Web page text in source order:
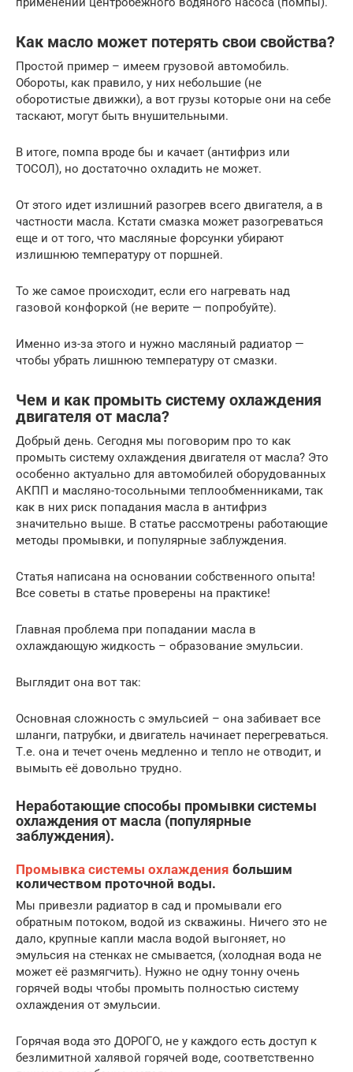
Как масло может потерять свои свойства?
Простой пример – имеем грузовой автомобиль.
Обороты, как правило, у них небольшие (не
оборотистые движки), а вот грузы которые они на себе
таскают, могут быть внушительными.
В итоге, помпа вроде бы и качает (антифриз или
ТОСОЛ), но достаточно охладить не может.
От этого идет излишний разогрев всего двигателя, а в
частности масла. Кстати смазка может разогреваться
еще и от того, что масляные форсунки убирают
излишнюю температуру от поршней.
То же самое происходит, если его нагревать над
газовой конфоркой (не верите — попробуйте).
Именно из-за этого и нужно масляный радиатор —
чтобы убрать лишнюю температуру от смазки.
Чем и как промыть систему охлаждения
двигателя от масла?
Добрый день. Сегодня мы поговорим про то как
промыть систему охлаждения двигателя от масла? Это
особенно актуально для автомобилей оборудованных
АКПП и масляно-тосольными теплообменниками, так
как в них риск попадания масла в антифриз
значительно выше. В статье рассмотрены работающие
методы промывки, и популярные заблуждения.
Статья написана на основании собственного опыта!
Все советы в статье проверены на практике!
Главная проблема при попадании масла в
охлаждающую жидкость – образование эмульсии.
Выглядит она вот так:
Основная сложность с эмульсией – она забивает все
шланги, патрубки, и двигатель начинает перегреваться.
Т.е. она и течет очень медленно и тепло не отводит, и
вымыть её довольно трудно.
Неработающие способы промывки системы
охлаждения от масла (популярные
заблуждения).
Промывка системы охлаждения большим
количеством проточной воды.
Мы привезли радиатор в сад и промывали его
обратным потоком, водой из скважины. Ничего это не
дало, крупные капли масла водой выгоняет, но
эмульсия на стенках не смывается, (холодная вода не
может её размягчить). Нужно не одну тонну очень
горячей воды чтобы промыть полностью систему
охлаждения от эмульсии.
Горячая вода это ДОРОГО, не у каждого есть доступ к
безлимитной халявой горячей воде, соответственно